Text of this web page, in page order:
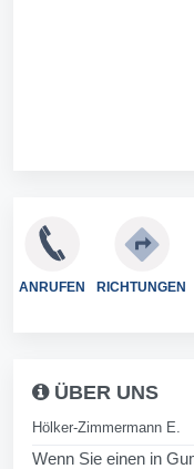
ANRUFEN RICHTUNGEN
ÜBER UNS
Hölker-Zimmermann E.
Wenn Sie einen in